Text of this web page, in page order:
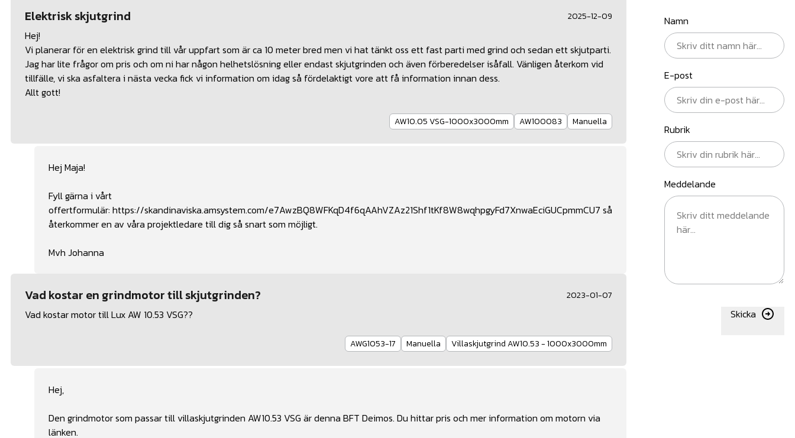
2025-12-09
Elektrisk skjutgrind
Hej!
Vi planerar för en elektrisk grind till vår uppfart som är ca 10 meter bred men vi hat tänkt oss ett fast parti med grind och sedan ett skjutparti.
Jag har lite frågor om pris och om ni har någon helhetslösning eller endast skjutgrinden och även förberedelser isåfall. Vänligen återkom vid
tillfälle, vi ska asfaltera i nästa vecka fick vi information om idag så fördelaktigt vore att få information innan dess.
Allt gott!
AW10.05 VSG-1000x3000mm AW100083 Manuella
Hej Maja!
Fyll gärna i vårt
offertformulär: https://skandinaviska.amsystem.com/e7AwzBQ8WFKqD4f6qAAhVZAz21Shf1tKf8W8wqhpgyFd7XnwaEciGUCpmmCU7 så
återkommer en av våra projektledare till dig så snart som möjligt.
Mvh Johanna
2023-01-07
Vad kostar en grindmotor till skjutgrinden?
Vad kostar motor till Lux AW 10.53 VSG??
AWG1053-17 Manuella Villaskjutgrind AW10.53 - 1000x3000mm
Hej,
Den grindmotor som passar till villaskjutgrinden AW10.53 VSG är denna BFT Deimos. Du hittar pris och mer information om motorn via
länken.
Namn
E-post
Rubrik
Meddelande
Skicka